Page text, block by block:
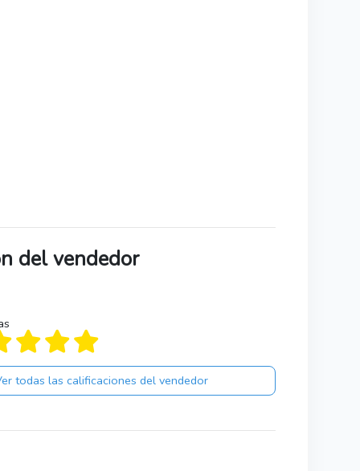
del vendedor
todas las calificaciones del vendedor